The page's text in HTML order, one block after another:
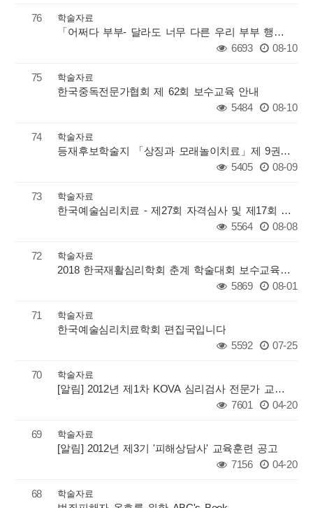
76 학술자료
「어쩌다 부부- 달라도 너무 다른 우리 부부 행복찾기」 책이 출간
6693
08-10
75 학술자료
한국중독전문가협회 제 62회 보수교육 안내
5484
08-10
74 학술자료
등재후보학술지 「상징과 모래놀이치료」제 9권 2호 논문 모집
5405
08-09
73 학술자료
한국예술심리치료 - 제27회 자격심사 및 제17회 자격유지 안내
5564
08-08
72 학술자료
2018 한국재활심리학회 춘계 학술대회 보수교육 대체 인정 안내문
5869
08-01
71 학술자료
한국예술심리치료학회 편집국입니다
5592
07-25
70 학술자료
[알림] 2012년 제1차 KOVA 심리검사 전문가 교육 공고문 - 수정
7601
04-20
69 학술자료
[알림] 2012년 제3기 '피해상담사' 교육훈련 공고
7156
04-20
68 학술자료